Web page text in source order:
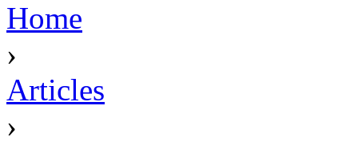
Home
›
Articles
›